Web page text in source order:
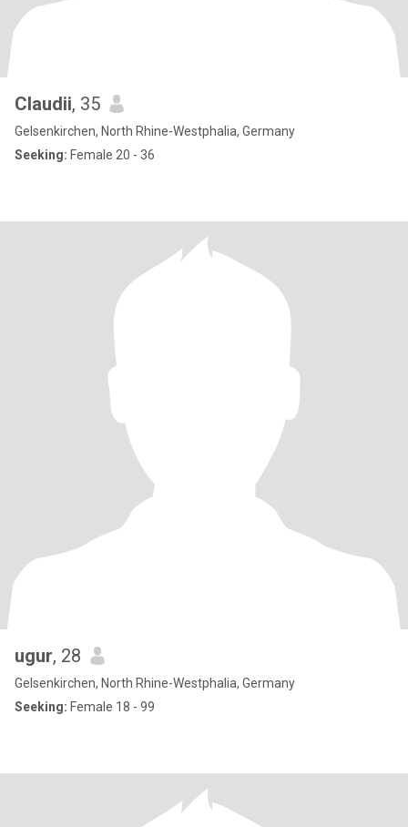
Claudii, 35
Gelsenkirchen, North Rhine-Westphalia, Germany
Seeking: Female 20 - 36
ugur, 28
Gelsenkirchen, North Rhine-Westphalia, Germany
Seeking: Female 18 - 99